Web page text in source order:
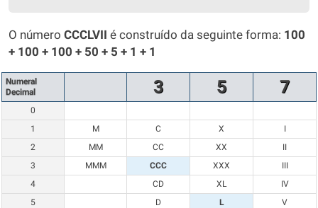
O número CCCLVII é construído da seguinte forma: 100
+ 100 + 100 + 50 + 5 + 1 + 1
Numeral
Decimal
3 5 7
0
1
M C X
I
2
MM CC XX
II
3
MMM CCC XXX
III
4
CD XL
IV
5
D L
V